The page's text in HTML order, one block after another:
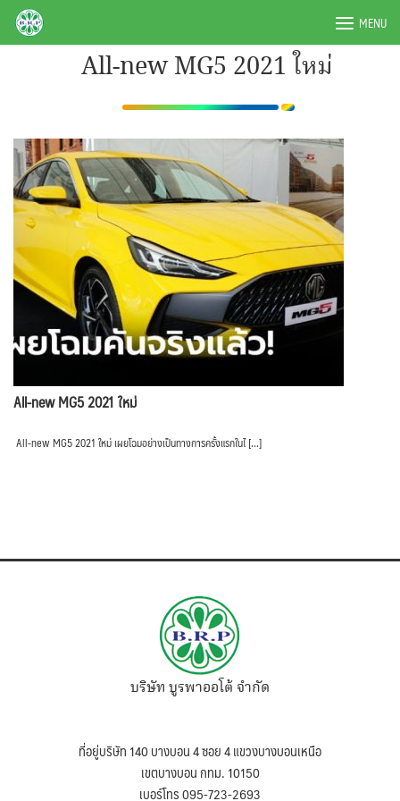
SkipBRPAUTO.COM MENU
All-new MG5 2021 ใหม่
All-new MG5 2021 ใหม่
All-new MG5 2021 ใหม่ เผยโฉมอย่างเป็นทางการครั้งแรกในไ […]
บริษัท บูรพาออโต้ จำกัด
ที่อยู่บริษัท 140 บางบอน 4 ซอย 4 แขวงบางบอนเหนือ
เขตบางบอน กทม. 10150
เบอร์โทร 095-723-2693